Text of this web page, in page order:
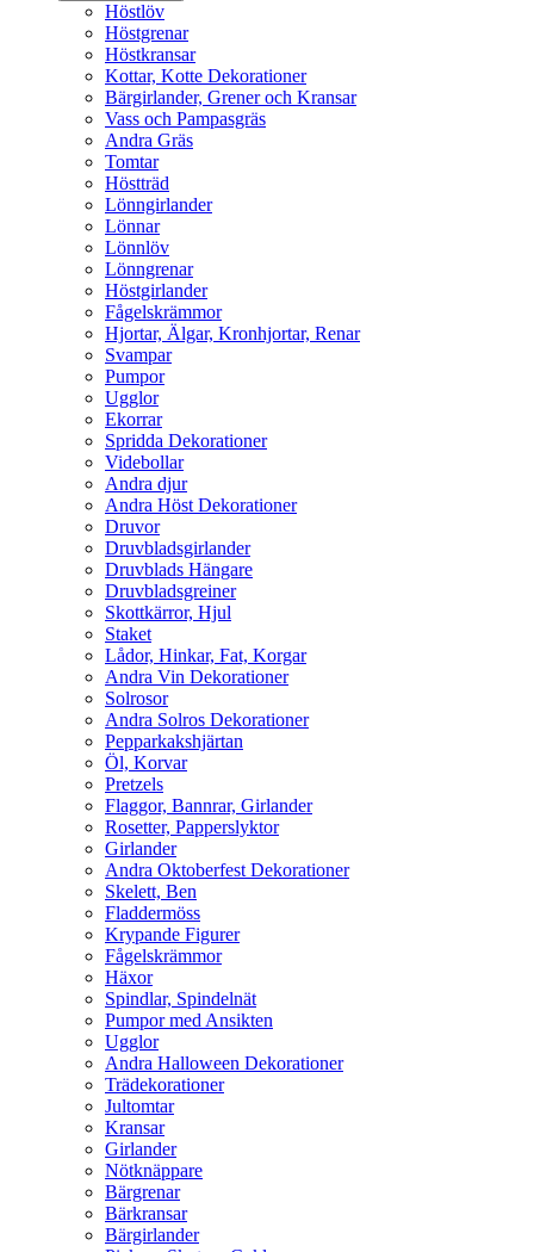
Höstlöv
Höstgrenar
Höstkransar
Kottar, Kotte Dekorationer
Bärgirlander, Grener och Kransar
Vass och Pampasgräs
Andra Gräs
Tomtar
Höstträd
Lönngirlander
Lönnar
Lönnlöv
Lönngrenar
Höstgirlander
Fågelskrämmor
Hjortar, Älgar, Kronhjortar, Renar
Svampar
Pumpor
Ugglor
Ekorrar
Spridda Dekorationer
Videbollar
Andra djur
Andra Höst Dekorationer
Druvor
Druvbladsgirlander
Druvblads Hängare
Druvbladsgreiner
Skottkärror, Hjul
Staket
Lådor, Hinkar, Fat, Korgar
Andra Vin Dekorationer
Solrosor
Andra Solros Dekorationer
Pepparkakshjärtan
Öl, Korvar
Pretzels
Flaggor, Bannrar, Girlander
Rosetter, Papperslyktor
Girlander
Andra Oktoberfest Dekorationer
Skelett, Ben
Fladdermöss
Krypande Figurer
Fågelskrämmor
Häxor
Spindlar, Spindelnät
Pumpor med Ansikten
Ugglor
Andra Halloween Dekorationer
Trädekorationer
Jultomtar
Kransar
Girlander
Nötknäppare
Bärgrenar
Bärkransar
Bärgirlander